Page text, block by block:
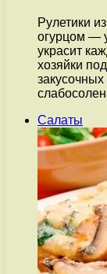
Рулетики
огурцом —
украсит
хозяйки
Салаты